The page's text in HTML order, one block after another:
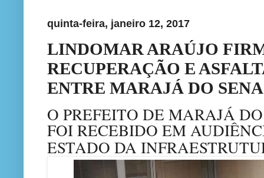
quinta-feira, janeiro 12, 2017
LINDOMAR ARAÚJO
RECUPERAÇÃO E
ENTRE MARAJÁ DO
O PREFEITO DE MARAJÁ
FOI RECEBIDO EM
ESTADO DA